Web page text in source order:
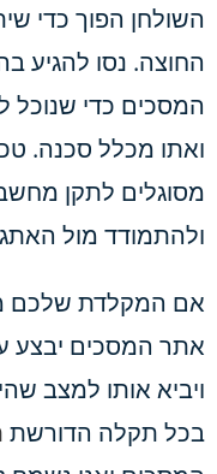
השולחן הפוך כדי
החוצה. נסו להגיע
המסכים כדי שנוכל
ואתו מכלל סכנה.
מסוגלים לתקן
ולהתמודד מול
אם המקלדת שלכם
אתר המסכים יבצע
ויביא אותו למצב
בכל תקלה הדורשת